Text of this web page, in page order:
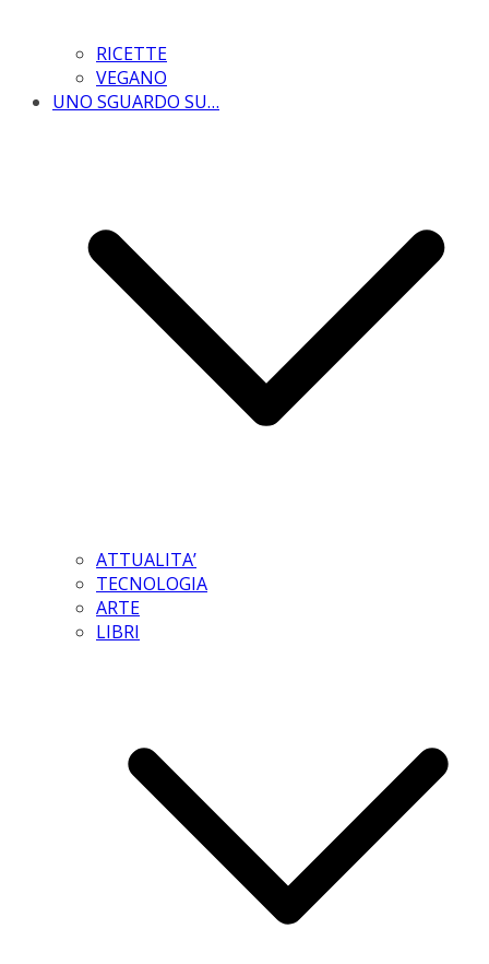
RICETTE
VEGANO
UNO SGUARDO SU…
ATTUALITA’
TECNOLOGIA
ARTE
LIBRI